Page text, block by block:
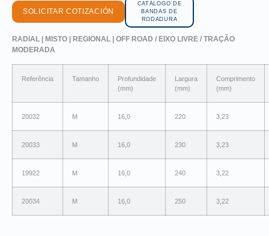
SOLICITAR COTIZACIÓN
CATÁLOGO DE
BANDAS DE
RODADURA
RADIAL | MISTO | REGIONAL | OFF ROAD / EIXO LIVRE / TRAÇÃO
MODERADA
Referência Tamanho
Profundidade
(mm)
Largura
(mm)
Comprimento
(mm)
20032 M 16,0 220 3,23
20033 M 16,0 230 3,23
19922 M 16,0 240 3,22
20034 M 16,0 250 3,22